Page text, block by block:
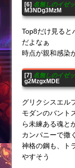
[6] 名無しのイゼ
M3NDg3MzM
Top8だけ見ると
だよなぁ
時点が親和感染
[7] 名無しのイゼ
g2MzgxMDE
グリクシスエル
モダンのバント
ら未練ある魂と
カンパニーで撒
神格の鋼も、ト
やすそう